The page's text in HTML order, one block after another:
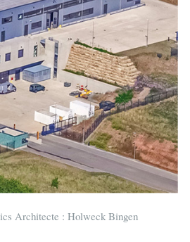
Architecte : Holweck Bingen